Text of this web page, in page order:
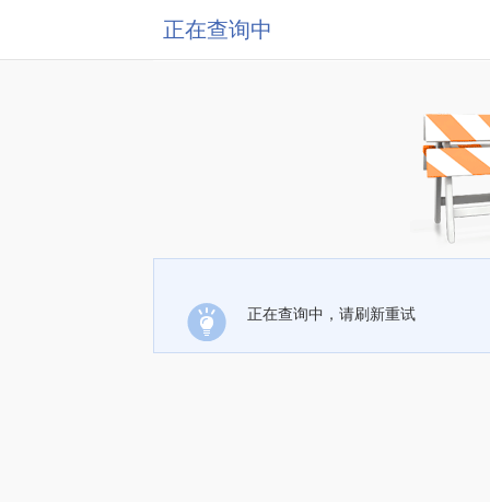
正在查询中
正在查询中，请刷新重试